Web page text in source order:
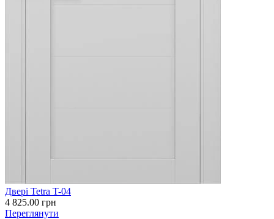
Двері Tetra T-04
4 825.00 грн
Переглянути